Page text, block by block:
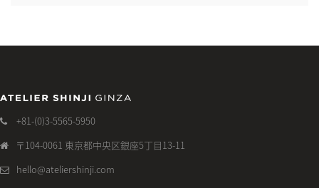
+81-(0)3-5565-5950
〒104-0061 東京都中央区銀座5丁目13-11
hello@ateliershinji.com